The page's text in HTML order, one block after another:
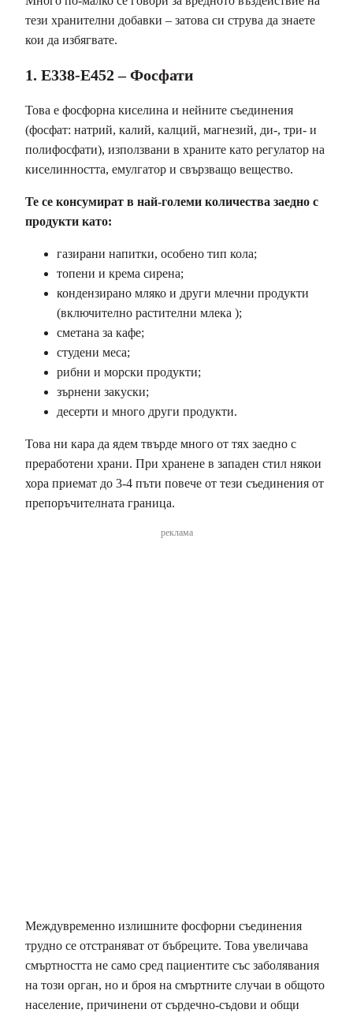
тези хранителни добавки – затова си струва да знаете
кои да избягвате.
1. E338-E452 – Фосфати
Това е фосфорна киселина и нейните съединения
(фосфат: натрий, калий, калций, магнезий, ди-, три- и
полифосфати), използвани в храните като регулатор на
киселинността, емулгатор и свързващо вещество.
Те се консумират в най-големи количества заедно с
продукти като:
газирани напитки, особено тип кола;
топени и крема сирена;
кондензирано мляко и други млечни продукти
(включително растителни млека );
сметана за кафе;
студени меса;
рибни и морски продукти;
зърнени закуски;
десерти и много други продукти.
Това ни кара да ядем твърде много от тях заедно с
преработени храни. При хранене в западен стил някои
хора приемат до 3-4 пъти повече от тези съединения от
препоръчителната граница.
реклама
Междувременно излишните фосфорни съединения
трудно се отстраняват от бъбреците. Това увеличава
смъртността не само сред пациентите със заболявания
на този орган, но и броя на смъртните случаи в общото
население, причинени от сърдечно-съдови и общи